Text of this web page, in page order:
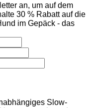
an, um auf dem
30 % Rabatt auf die
im Gepäck - das